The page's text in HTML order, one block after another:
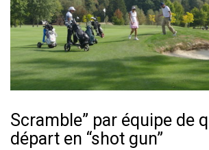
Scramble” par équipe de
départ en “shot gun”